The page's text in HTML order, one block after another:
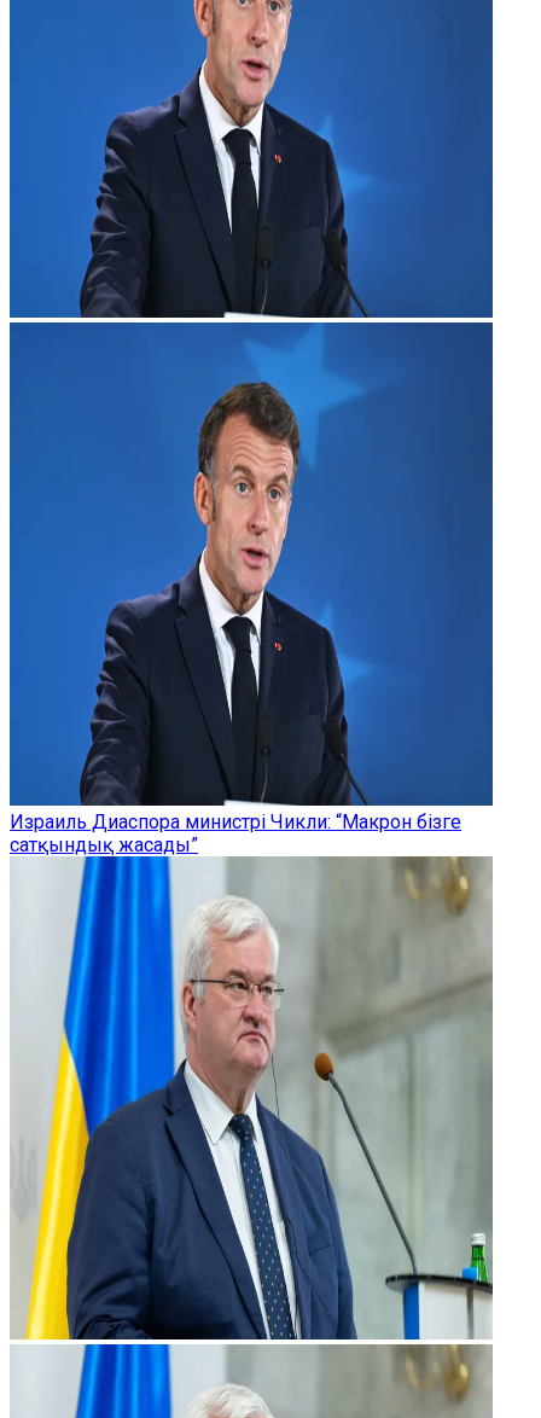
Израиль Диаспора министрі Чикли: “Макрон бізге
сатқындық жасады”